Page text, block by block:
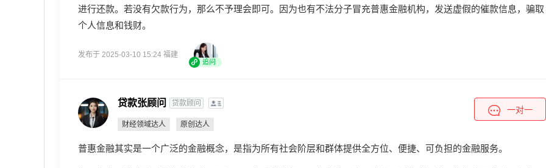
进行还款。若没有欠款行为，那么不予理会即可。因为也有不法分子冒充普惠金融机构，发送虚假的催款信息，骗取
个人信息和钱财。
发布于 2025-03-10 15:24 福建
追问
贷款张顾问 贷款顾问
财经领域达人 原创达人
一对一
普惠金融其实是一个广泛的金融概念，是指为所有社会阶层和群体提供全方位、便捷、可负担的金融服务。